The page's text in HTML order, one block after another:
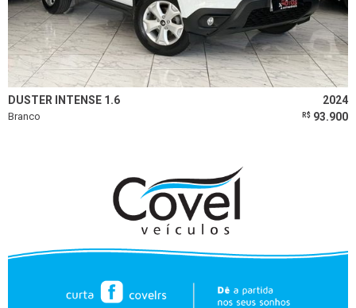
DUSTER INTENSE 1.6 2024
Branco R$ 93.900